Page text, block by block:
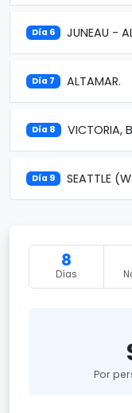
Día 6 JUNEAU -
Día 7 ALTAMAR.
Día 8 VICTORIA,
Día 9 SEATTLE
8
Días
Por